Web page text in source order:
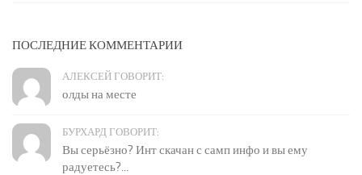
ПОСЛЕДНИЕ КОММЕНТАРИИ
АЛЕКСЕЙ ГОВОРИТ:
олды на месте
БУРХАРД ГОВОРИТ:
Вы серьёзно? Инт скачан с самп инфо и вы ему
радуетесь?...